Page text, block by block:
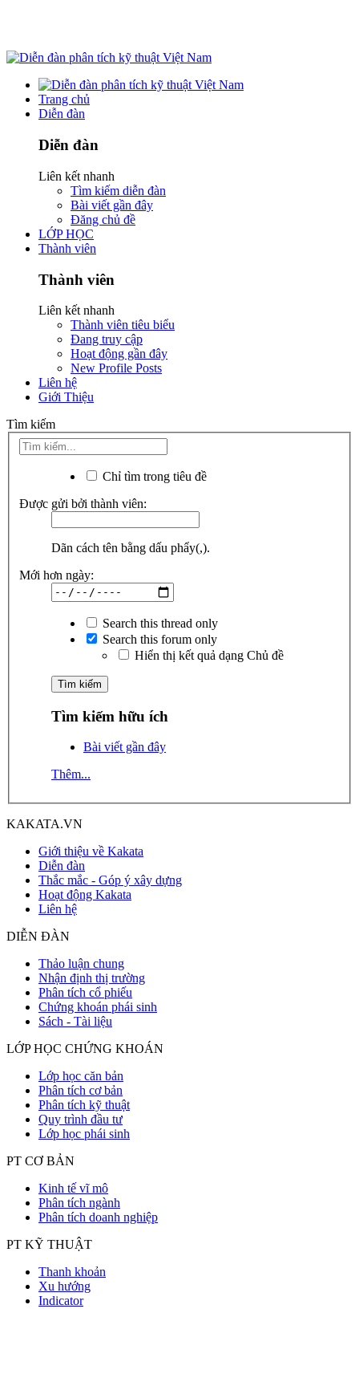
Trang chủ
Diễn đàn
Diễn đàn
Liên kết nhanh
Tìm kiếm diễn đàn
Bài viết gần đây
Đăng chủ đề
LỚP HỌC
Thành viên
Thành viên
Liên kết nhanh
Thành viên tiêu biểu
Đang truy cập
Hoạt động gần đây
New Profile Posts
Liên hệ
Giới Thiệu
Tìm kiếm
Chỉ tìm trong tiêu đề
Được gửi bởi thành viên:
Dãn cách tên bằng dấu phẩy(,).
Mới hơn ngày:
Search this thread only
Search this forum only
Hiển thị kết quả dạng Chủ đề
Tìm kiếm hữu ích
Bài viết gần đây
Thêm...
KAKATA.VN
Giới thiệu về Kakata
Diễn đàn
Thắc mắc - Góp ý xây dựng
Hoạt động Kakata
Liên hệ
DIỄN ĐÀN
Thảo luận chung
Nhận định thị trường
Phân tích cổ phiếu
Chứng khoán phái sinh
Sách - Tài liệu
LỚP HỌC CHỨNG KHOÁN
Lớp học căn bản
Phân tích cơ bản
Phân tích kỹ thuật
Quy trình đầu tư
Lớp học phái sinh
PT CƠ BẢN
Kinh tế vĩ mô
Phân tích ngành
Phân tích doanh nghiệp
PT KỸ THUẬT
Thanh khoản
Xu hướng
Indicator